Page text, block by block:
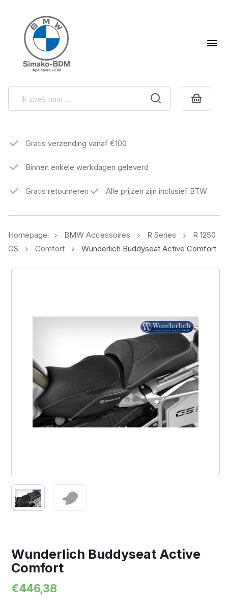
Gratis verzending vanaf €100
Binnen enkele werkdagen geleverd
Gratis retourneren Alle prijzen zijn inclusief BTW
Homepage BMW Accessoires R Series
R 1250
GS
Comfort Wunderlich Buddyseat Active Comfort
Wunderlich Buddyseat Active
Comfort
€446,38